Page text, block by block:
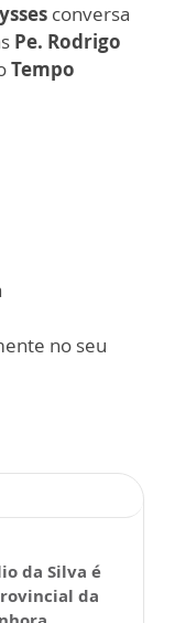
conversa
Pe. Rodrigo
Tempo
no seu
da Silva é
da